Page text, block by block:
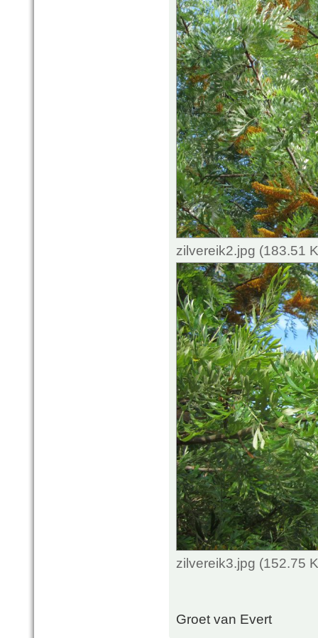
zilvereik2.jpg (183.51
zilvereik3.jpg (152.75
Groet van Evert